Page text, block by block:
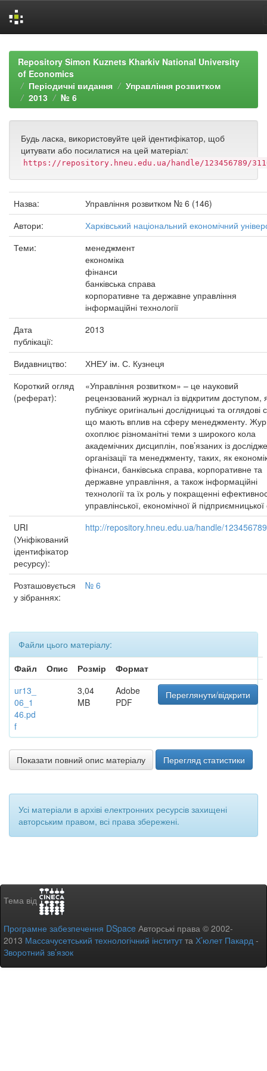
navigationRepository Simon Kuznets Kharkiv National University
of Economics
Періодичні видання
Управління розвитком
2013
№ 6
Будь ласка, використовуйте цей ідентифікатор, щоб
цитувати або посилатися на цей матеріал:
https://repository.hneu.edu.ua/handle/123456789/
Назва:
Управління розвитком № 6 (146)
Автори:
Харківський національний економічний
Теми:
менеджмент
економіка
фінанси
банківська справа
корпоративне та державне управління
інформаційні технології
Дата
публікації:
2013
Видавництво:
ХНЕУ ім. С. Кузнеця
Короткий огляд
(реферат):
«Управління розвитком» – це науковий
рецензований журнал із відкритим доступом,
публікує оригінальні дослідницькі та оглядові
що мають вплив на сферу менеджменту.
охоплює різноманітні теми з широкого кола
академічних дисциплін, пов’язаних із
організації та менеджменту, таких, як
фінанси, банківська справа, корпоративне та
державне управління, а також інформаційні
технології та їх роль у покращенні
управлінської, економічної й
URI
(Уніфікований
ідентифікатор
ресурсу):
http://repository.hneu.edu.ua/handle/
Розташовується
у зібраннях:
№ 6
Файли цього матеріалу:
Файл
Опис Розмір
Формат
ur13_
06_1
46.pd
f
3,04
MB
Adobe
PDF
Переглянути/відкрити
Показати повний опис матеріалу Перегляд статистики
Усі матеріали в архіві електронних ресурсів захищені
авторським правом, всі права збережені.
Тема від
Програмне забезпечення DSpace Авторські права © 2002-
2013 Массачусетський технологічний інститутта Х’юлет Пакард -
Зворотний зв’язок